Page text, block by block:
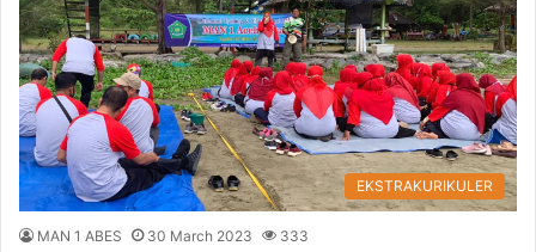
EKSTRAKURIKULER
MAN 1 ABES 30 March 2023 333